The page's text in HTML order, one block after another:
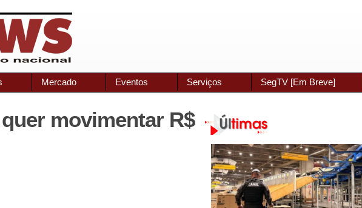
Mercado Eventos Serviços SegTV [Em Breve]
movimentar R$